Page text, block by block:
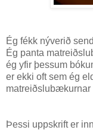
Ég fékk nýverið
Ég panta
ég yfir þessum
er ekki oft sem ég
matreiðslubækurnar
Þessi uppskrift er